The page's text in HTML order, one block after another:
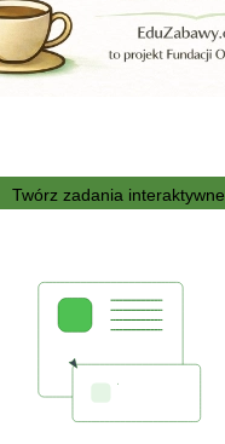
Twórz zadania interaktywne